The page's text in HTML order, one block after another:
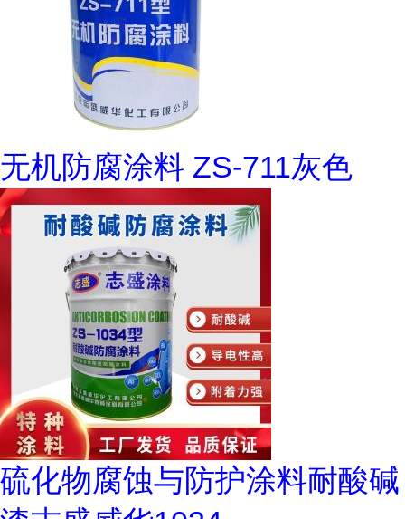
无机防腐涂料 ZS-711灰色
硫化物腐蚀与防护涂料耐酸碱